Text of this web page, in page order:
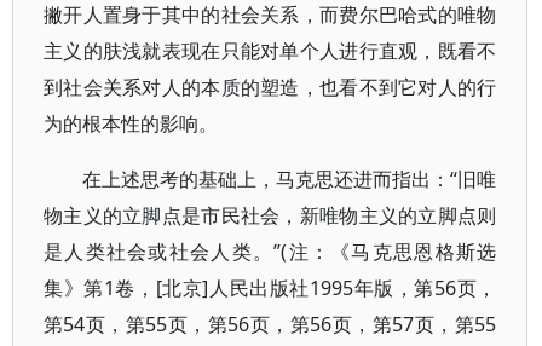
撇开人置身于其中的社会关系，而费尔巴哈式的唯物
主义的肤浅就表现在只能对单个人进行直观，既看不
到社会关系对人的本质的塑造，也看不到它对人的行
为的根本性的影响。
在上述思考的基础上，马克思还进而指出：“旧唯
物主义的立脚点是市民社会，新唯物主义的立脚点则
是人类社会或社会人类。”(注：《马克思恩格斯选
集》第1卷，[北京]人民出版社1995年版，第56页，
第54页，第55页，第56页，第56页，第57页，第55